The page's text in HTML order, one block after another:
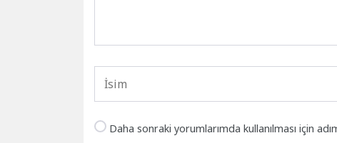
Daha sonraki yorumlarımda kullanılması için